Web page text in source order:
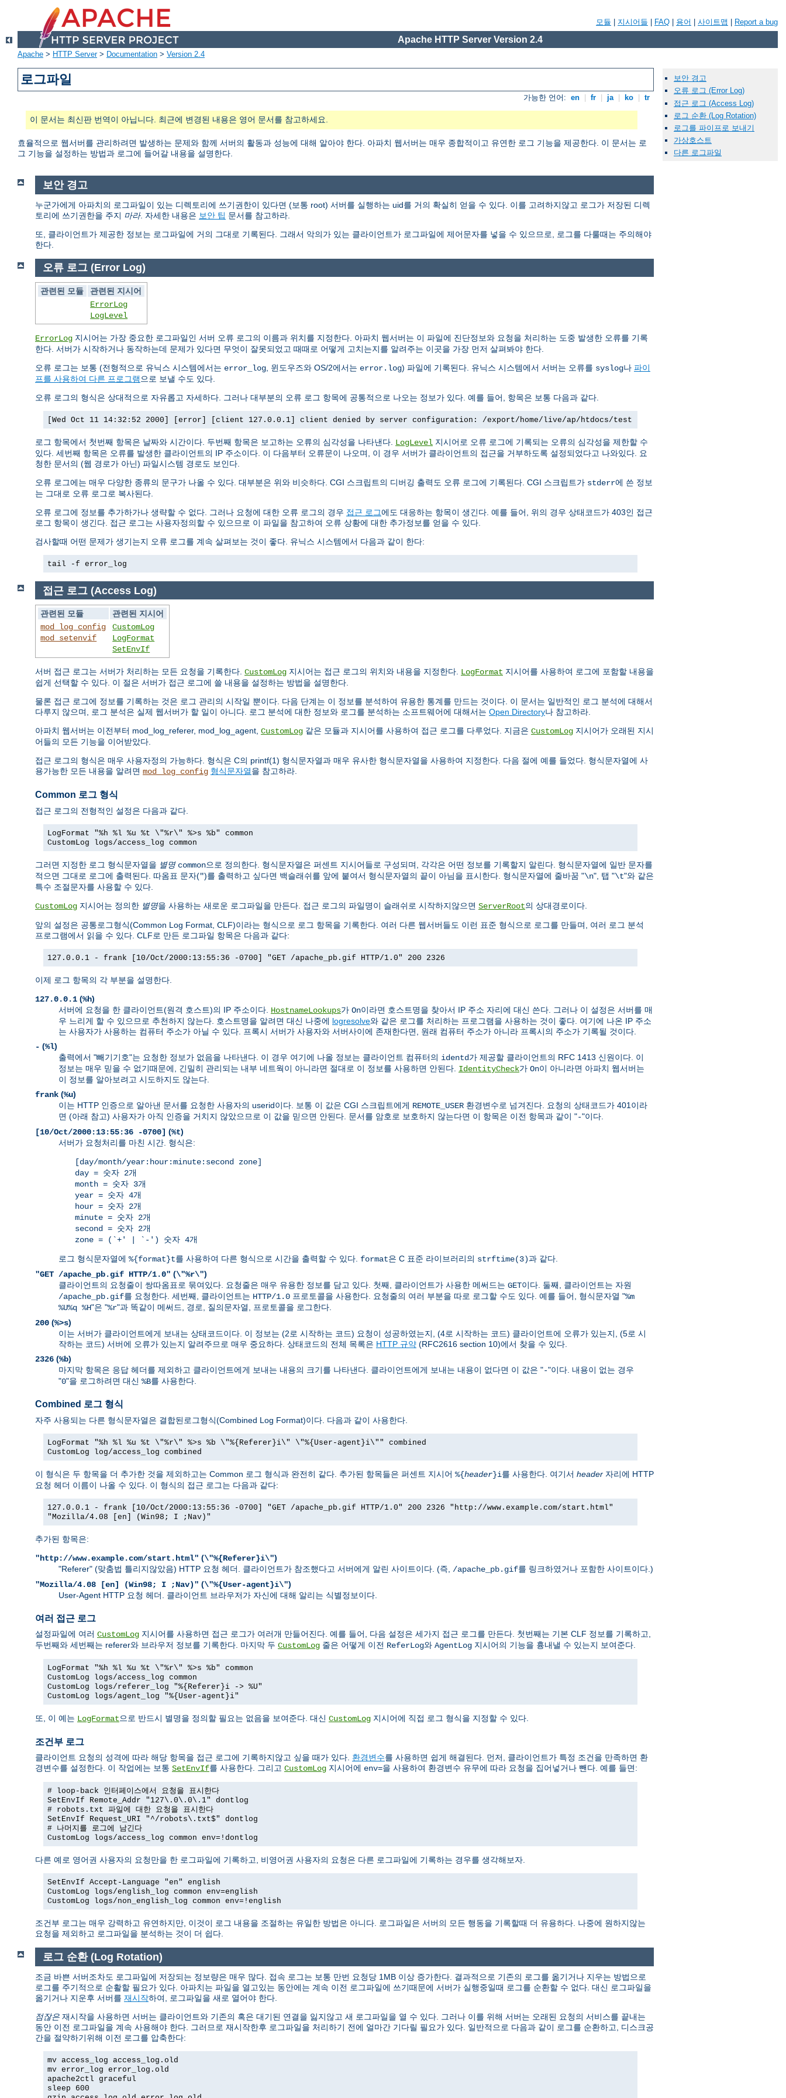
모듈 지시어들 FAQ 용어 사이트맵 Report a bug
Apache HTTP Server Version 2.4
Apache > HTTP Server> Documentation > Version 2.4
로그파일
가능한 언어: en fr ja ko tr
이 문서는 최신판 번역이 아닙니다. 최근에 변경된 내용은 영어 문서를 참고하세요.
효율적으로 웹서버를 관리하려면 발생하는 문제와 함께 서버의 활동과 성능에 대해 알아야 한다. 아파치 웹서버는 매우 종합적이고 유연한 로그 기능을 제공한다. 이 문서는 로
그 기능을 설정하는 방법과 로그에 들어갈 내용을 설명한다.
보안 경고
누군가에게 아파치의 로그파일이 있는 디렉토리에 쓰기권한이 있다면 (보통 root) 서버를 실행하는 uid를 거의 확실히 얻을 수 있다. 이를 고려하지않고 로그가 저장된 디렉
토리에 쓰기권한을 주지 마라. 자세한 내용은 보안 팁 문서를 참고하라.
또, 클라이언트가 제공한 정보는 로그파일에 거의 그대로 기록된다. 그래서 악의가 있는 클라이언트가 로그파일에 제어문자를 넣을 수 있으므로, 로그를 다룰때는 주의해야
한다.
오류 로그 (Error Log)
관련된 모듈
관련된 지시어
ErrorLog
LogLevel
ErrorLog 지시어는 가장 중요한 로그파일인 서버 오류 로그의 이름과 위치를 지정한다. 아파치 웹서버는 이 파일에 진단정보와 요청을 처리하는 도중 발생한 오류를 기록
한다. 서버가 시작하거나 동작하는데 문제가 있다면 무엇이 잘못되었고 때때로 어떻게 고치는지를 알려주는 이곳을 가장 먼저 살펴봐야 한다.
오류 로그는 보통 (전형적으로 유닉스 시스템에서는 error_log , 윈도우즈와 OS/2에서는 error.log) 파일에 기록된다. 유닉스 시스템에서 서버는 오류를 syslog나 파이
프를 사용하여 다른 프로그램 으로 보낼 수도 있다.
오류 로그의 형식은 상대적으로 자유롭고 자세하다. 그러나 대부분의 오류 로그 항목에 공통적으로 나오는 정보가 있다. 예를 들어, 항목은 보통 다음과 같다.
[Wed Oct 11 14:32:52 2000] [error] [client 127.0.0.1] client denied by server configuration: /export/home/live/ap/htdocs/test
로그 항목에서 첫번째 항목은 날짜와 시간이다. 두번째 항목은 보고하는 오류의 심각성을 나타낸다. LogLevel 지시어로 오류 로그에 기록되는 오류의 심각성을 제한할 수
있다. 세번째 항목은 오류를 발생한 클라이언트의 IP 주소이다. 이 다음부터 오류문이 나오며, 이 경우 서버가 클라이언트의 접근을 거부하도록 설정되었다고 나와있다. 요
청한 문서의 (웹 경로가 아닌) 파일시스템 경로도 보인다.
오류 로그에는 매우 다양한 종류의 문구가 나올 수 있다. 대부분은 위와 비슷하다. CGI 스크립트의 디버깅 출력도 오류 로그에 기록된다. CGI 스크립트가 stderr에 쓴 정보
는 그대로 오류 로그로 복사된다.
오류 로그에 정보를 추가하가나 생략할 수 없다. 그러나 요청에 대한 오류 로그의 경우 접근 로그에도 대응하는 항목이 생긴다. 예를 들어, 위의 경우 상태코드가 403인 접근
로그 항목이 생긴다. 접근 로그는 사용자정의할 수 있으므로 이 파일을 참고하여 오류 상황에 대한 추가정보를 얻을 수 있다.
검사할때 어떤 문제가 생기는지 오류 로그를 계속 살펴보는 것이 좋다. 유닉스 시스템에서 다음과 같이 한다:
tail -f error_log
접근 로그 (Access Log)
관련된 모듈
관련된 지시어
mod_log_config
mod_setenvif
CustomLog
LogFormat
SetEnvIf
서버 접근 로그는 서버가 처리하는 모든 요청을 기록한다. CustomLog 지시어는 접근 로그의 위치와 내용을 지정한다. LogFormat 지시어를 사용하여 로그에 포함할 내용을
쉽게 선택할 수 있다. 이 절은 서버가 접근 로그에 쓸 내용을 설정하는 방법을 설명한다.
물론 접근 로그에 정보를 기록하는 것은 로그 관리의 시작일 뿐이다. 다음 단계는 이 정보를 분석하여 유용한 통계를 만드는 것이다. 이 문서는 일반적인 로그 분석에 대해서
다루지 않으며, 로그 분석은 실제 웹서버가 할 일이 아니다. 로그 분석에 대한 정보와 로그를 분석하는 소프트웨어에 대해서는 Open Directory나 참고하라.
아파치 웹서버는 이전부터 mod_log_referer, mod_log_agent, CustomLog 같은 모듈과 지시어를 사용하여 접근 로그를 다루었다. 지금은 CustomLog 지시어가 오래된 지시
어들의 모든 기능을 이어받았다.
접근 로그의 형식은 매우 사용자정의 가능하다. 형식은 C의 printf(1) 형식문자열과 매우 유사한 형식문자열을 사용하여 지정한다. 다음 절에 예를 들었다. 형식문자열에 사
용가능한 모든 내용을 알려면 mod_log_config 형식문자열을 참고하라.
Common 로그 형식
접근 로그의 전형적인 설정은 다음과 같다.
LogFormat "%h %l %u %t \"%r\" %>s %b" common
CustomLog logs/access_log common
그러면 지정한 로그 형식문자열을 별명 common으로 정의한다. 형식문자열은 퍼센트 지시어들로 구성되며, 각각은 어떤 정보를 기록할지 알린다. 형식문자열에 일반 문자를
적으면 그대로 로그에 출력된다. 따옴표 문자(")를 출력하고 싶다면 백슬래쉬를 앞에 붙여서 형식문자열의 끝이 아님을 표시한다. 형식문자열에 줄바꿈 "\n", 탭 "\t"와 같은
특수 조절문자를 사용할 수 있다.
CustomLog 지시어는 정의한 별명을 사용하는 새로운 로그파일을 만든다. 접근 로그의 파일명이 슬래쉬로 시작하지않으면 ServerRoot의 상대경로이다.
앞의 설정은 공통로그형식(Common Log Format, CLF)이라는 형식으로 로그 항목을 기록한다. 여러 다른 웹서버들도 이런 표준 형식으로 로그를 만들며, 여러 로그 분석
프로그램에서 읽을 수 있다. CLF로 만든 로그파일 항목은 다음과 같다:
127.0.0.1 - frank [10/Oct/2000:13:55:36 -0700] "GET /apache_pb.gif HTTP/1.0" 200 2326
이제 로그 항목의 각 부분을 설명한다.
127.0.0.1 (%h)
서버에 요청을 한 클라이언트(원격 호스트)의 IP 주소이다. HostnameLookups가 On이라면 호스트명을 찾아서 IP 주소 자리에 대신 쓴다. 그러나 이 설정은 서버를 매
우 느리게 할 수 있으므로 추천하지 않는다. 호스트명을 알려면 대신 나중에 logresolve와 같은 로그를 처리하는 프로그램을 사용하는 것이 좋다. 여기에 나온 IP 주소
는 사용자가 사용하는 컴퓨터 주소가 아닐 수 있다. 프록시 서버가 사용자와 서버사이에 존재한다면, 원래 컴퓨터 주소가 아니라 프록시의 주소가 기록될 것이다.
- (%l)
출력에서 "빼기기호"는 요청한 정보가 없음을 나타낸다. 이 경우 여기에 나올 정보는 클라이언트 컴퓨터의 identd가 제공할 클라이언트의 RFC 1413 신원이다. 이
정보는 매우 믿을 수 없기때문에, 긴밀히 관리되는 내부 네트웍이 아니라면 절대로 이 정보를 사용하면 안된다. IdentityCheck가 On이 아니라면 아파치 웹서버는
이 정보를 알아보려고 시도하지도 않는다.
frank (%u)
이는 HTTP 인증으로 알아낸 문서를 요청한 사용자의 userid이다. 보통 이 값은 CGI 스크립트에게 REMOTE_USER 환경변수로 넘겨진다. 요청의 상태코드가 401이라
면 (아래 참고) 사용자가 아직 인증을 거치지 않았으므로 이 값을 믿으면 안된다. 문서를 암호로 보호하지 않는다면 이 항목은 이전 항목과 같이 "-"이다.
[10/Oct/2000:13:55:36 -0700] (%t)
서버가 요청처리를 마친 시간. 형식은:
[day/month/year:hour:minute:second zone]
day = 숫자 2개
month = 숫자 3개
year = 숫자 4개
hour = 숫자 2개
minute = 숫자 2개
second = 숫자 2개
zone = (`+' | `-') 숫자 4개
로그 형식문자열에 %{format}t를 사용하여 다른 형식으로 시간을 출력할 수 있다. format은 C 표준 라이브러리의 strftime(3)과 같다.
"GET /apache_pb.gif HTTP/1.0" (\"%r\")
클라이언트의 요청줄이 쌍따옴표로 묶여있다. 요청줄은 매우 유용한 정보를 담고 있다. 첫째, 클라이언트가 사용한 메써드는 GET이다. 둘째, 클라이언트는 자원
/apache_pb.gif를 요청한다. 세번째, 클라이언트는 HTTP/1.0 프로토콜을 사용한다. 요청줄의 여러 부분을 따로 로그할 수도 있다. 예를 들어, 형식문자열 "%m
%U%q %H"은 "%r"과 똑같이 메써드, 경로, 질의문자열, 프로토콜을 로그한다.
200 (%>s)
이는 서버가 클라이언트에게 보내는 상태코드이다. 이 정보는 (2로 시작하는 코드) 요청이 성공하였는지, (4로 시작하는 코드) 클라이언트에 오류가 있는지, (5로 시
작하는 코드) 서버에 오류가 있는지 알려주므로 매우 중요하다. 상태코드의 전체 목록은 HTTP 규약 (RFC2616 section 10)에서 찾을 수 있다.
2326 (%b)
마지막 항목은 응답 헤더를 제외하고 클라이언트에게 보내는 내용의 크기를 나타낸다. 클라이언트에게 보내는 내용이 없다면 이 값은 "-"이다. 내용이 없는 경우
"0"을 로그하려면 대신 %B를 사용한다.
Combined 로그 형식
자주 사용되는 다른 형식문자열은 결합된로그형식(Combined Log Format)이다. 다음과 같이 사용한다.
LogFormat "%h %l %u %t \"%r\" %>s %b \"%{Referer}i\" \"%{User-agent}i\"" combined
CustomLog log/access_log combined
이 형식은 두 항목을 더 추가한 것을 제외하고는 Common 로그 형식과 완전히 같다. 추가된 항목들은 퍼센트 지시어 %{header}i를 사용한다. 여기서 header 자리에 HTTP
요청 헤더 이름이 나올 수 있다. 이 형식의 접근 로그는 다음과 같다:
127.0.0.1 - frank [10/Oct/2000:13:55:36 -0700] "GET /apache_pb.gif HTTP/1.0" 200 2326 "http://www.example.com/start.html"
"Mozilla/4.08 [en] (Win98; I ;Nav)"
추가된 항목은:
"http://www.example.com/start.html" (\"%{Referer}i\")
"Referer" (맞춤법 틀리지않았음) HTTP 요청 헤더. 클라이언트가 참조했다고 서버에게 알린 사이트이다. (즉, /apache_pb.gif를 링크하였거나 포함한 사이트이다.)
"Mozilla/4.08 [en] (Win98; I ;Nav)" (\"%{User-agent}i\")
User-Agent HTTP 요청 헤더. 클라이언트 브라우저가 자신에 대해 알리는 식별정보이다.
여러 접근 로그
설정파일에 여러 CustomLog 지시어를 사용하면 접근 로그가 여러개 만들어진다. 예를 들어, 다음 설정은 세가지 접근 로그를 만든다. 첫번째는 기본 CLF 정보를 기록하고,
두번째와 세번째는 referer와 브라우저 정보를 기록한다. 마지막 두 CustomLog 줄은 어떻게 이전 ReferLog와 AgentLog 지시어의 기능을 흉내낼 수 있는지 보여준다.
LogFormat "%h %l %u %t \"%r\" %>s %b" common
CustomLog logs/access_log common
CustomLog logs/referer_log "%{Referer}i -> %U"
CustomLog logs/agent_log "%{User-agent}i"
또, 이 예는 LogFormat으로 반드시 별명을 정의할 필요는 없음을 보여준다. 대신 CustomLog 지시어에 직접 로그 형식을 지정할 수 있다.
조건부 로그
클라이언트 요청의 성격에 따라 해당 항목을 접근 로그에 기록하지않고 싶을 때가 있다. 환경변수를 사용하면 쉽게 해결된다. 먼저, 클라이언트가 특정 조건을 만족하면 환
경변수를 설정한다. 이 작업에는 보통 SetEnvIf를 사용한다. 그리고 CustomLog 지시어에 env=을 사용하여 환경변수 유무에 따라 요청을 집어넣거나 뺀다. 예를 들면:
# loop-back 인터페이스에서 요청을 표시한다
SetEnvIf Remote_Addr "127\.0\.0\.1" dontlog
# robots.txt 파일에 대한 요청을 표시한다
SetEnvIf Request_URI "^/robots\.txt$" dontlog
# 나머지를 로그에 남긴다
CustomLog logs/access_log common env=!dontlog
다른 예로 영어권 사용자의 요청만을 한 로그파일에 기록하고, 비영어권 사용자의 요청은 다른 로그파일에 기록하는 경우를 생각해보자.
SetEnvIf Accept-Language "en" english
CustomLog logs/english_log common env=english
CustomLog logs/non_english_log common env=!english
조건부 로그는 매우 강력하고 유연하지만, 이것이 로그 내용을 조절하는 유일한 방법은 아니다. 로그파일은 서버의 모든 행동을 기록할때 더 유용하다. 나중에 원하지않는
요청을 제외하고 로그파일을 분석하는 것이 더 쉽다.
로그 순환 (Log Rotation)
조금 바쁜 서버조차도 로그파일에 저장되는 정보량은 매우 많다. 접속 로그는 보통 만번 요청당 1MB 이상 증가한다. 결과적으로 기존의 로그를 옮기거나 지우는 방법으로
로그를 주기적으로 순활할 필요가 있다. 아파치는 파일을 열고있는 동안에는 계속 이전 로그파일에 쓰기때문에 서버가 실행중일때 로그를 순환할 수 없다. 대신 로그파일을
옮기거나 지운후 서버를 재시작하여, 로그파일을 새로 열어야 한다.
점잖은 재시작을 사용하면 서버는 클라이언트와 기존의 혹은 대기된 연결을 잃지않고 새 로그파일을 열 수 있다. 그러나 이를 위해 서버는 오래된 요청의 서비스를 끝내는
동안 이전 로그파일을 계속 사용해야 한다. 그러므로 재시작한후 로그파일을 처리하기 전에 얼마간 기다릴 필요가 있다. 일반적으로 다음과 같이 로그를 순환하고, 디스크공
간을 절약하기위해 이전 로그를 압축한다:
mv access_log access_log.old
mv error_log error_log.old
apache2ctl graceful
sleep 600
보안 경고
오류 로그 (Error Log)
접근 로그 (Access Log)
로그 순환 (Log Rotation)
로그를 파이프로 보내기
가상호스트
다른 로그파일